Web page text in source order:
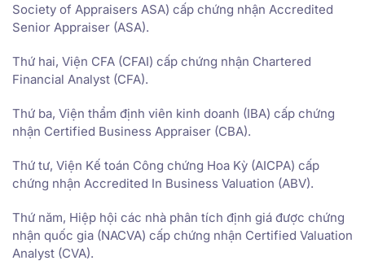
Society of Appraisers ASA) cấp chứng nhận Accredited
Senior Appraiser (ASA).
Thứ hai, Viện CFA (CFAI) cấp chứng nhận Chartered
Financial Analyst (CFA).
Thứ ba, Viện thẩm định viên kinh doanh (IBA) cấp chứng
nhận Certified Business Appraiser (CBA).
Thứ tư, Viện Kế toán Công chứng Hoa Kỳ (AICPA) cấp
chứng nhận Accredited In Business Valuation (ABV).
Thứ năm, Hiệp hội các nhà phân tích định giá được chứng
nhận quốc gia (NACVA) cấp chứng nhận Certified Valuation
Analyst (CVA).